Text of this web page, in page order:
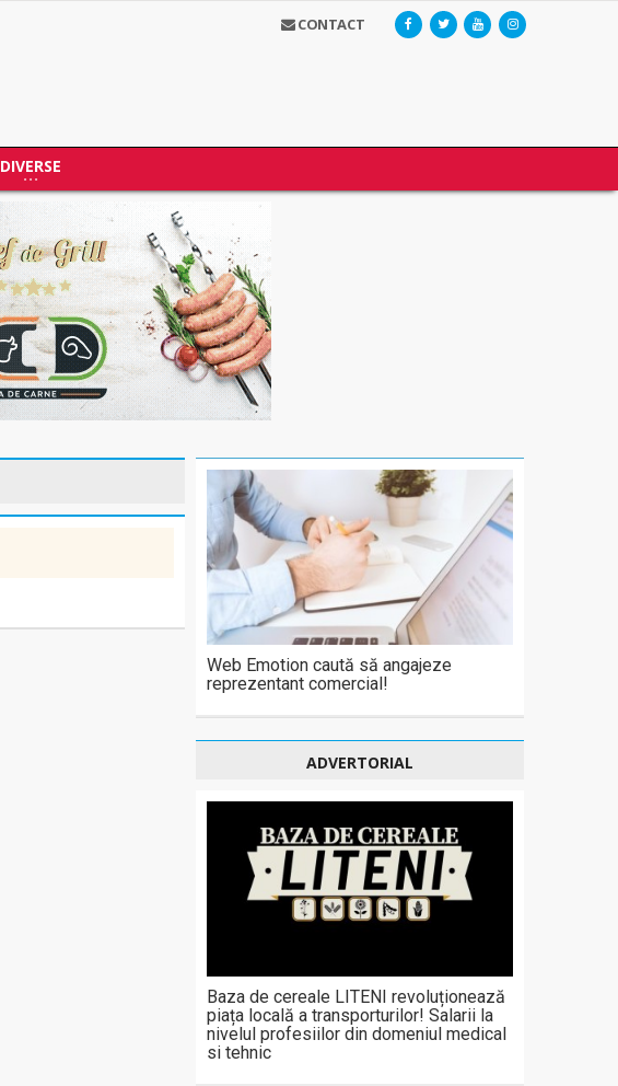
CONTACT
DIVERSE
Web Emotion caută să angajeze
reprezentant comercial!
ADVERTORIAL
Baza de cereale LITENI revoluționează
piața locală a transporturilor! Salarii la
nivelul profesiilor din domeniul medical
si tehnic